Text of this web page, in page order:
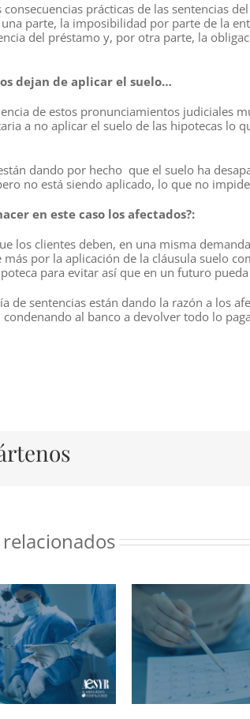
consecuencias prácticas de las sentencias
parte, la imposibilidad por parte de la
del préstamo y, por otra parte, la
dejan de aplicar el suelo…
de estos pronunciamientos judiciales
a no aplicar el suelo de las hipotecas lo
dando por hecho que el suelo ha
no está siendo aplicado, lo que no
en este caso los afectados?:
los clientes deben, en una misma
más por la aplicación de la cláusula suelo
para evitar así que en un futuro
de sentencias están dando la razón a los
condenando al banco a devolver todo lo